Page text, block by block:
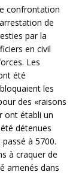
confrontation
de
par la
en civil
Les
été
les
des «raisons
ont établi un
détenues
à 5700.
à craquer de
amenés dans